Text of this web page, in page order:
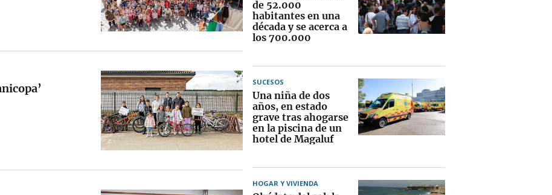
de 52.000
habitantes en una
década y se acerca a
los 700.000
SUCESOS
Una niña de dos
años, en estado
grave tras ahogarse
en la piscina de un
hotel de Magaluf
HOGAR Y VIVIENDA